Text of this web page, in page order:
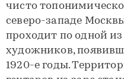
чисто
северо-западе
проходит по одной
художников,
1920-е годы.